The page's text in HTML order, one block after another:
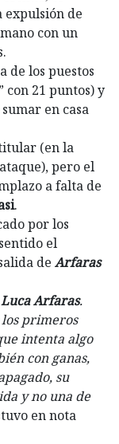
expulsión de
con un
de los puestos
con 21 puntos) y
en casa
(en la
pero el
a falta de
.
por los
el
de Arfaras
Luca Arfaras.
primeros
intenta algo
con ganas,
su
y no una de
en nota